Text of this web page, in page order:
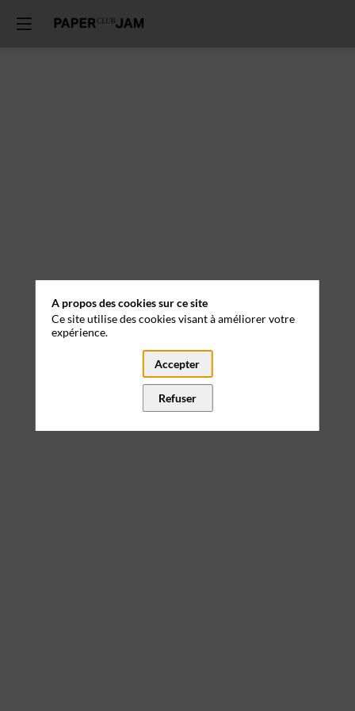
Cette page n'existe pas
A propos des cookies sur ce site
Ce site utilise des cookies visant à améliorer votre
expérience.
Accepter
Refuser